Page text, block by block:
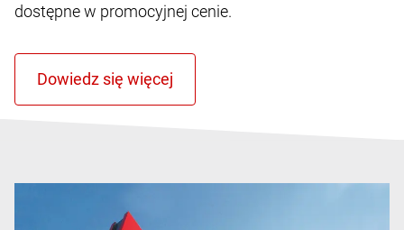
dostępne w promocyjnej cenie.